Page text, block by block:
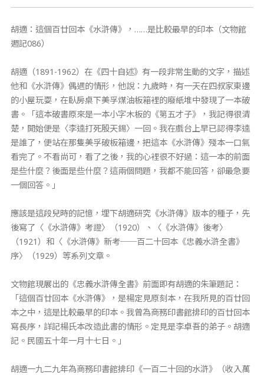
胡適：這個百廿回本《水滸傳》，……是比較最早的印本（文物館
週記086）
胡適（1891-1962）在《四十自述》有一段非常生動的文字，描述
他和《水滸傳》偶遇的情形，他說：九歲時，有一天在四叔家東邊
的小屋玩耍，在臥房桌下美孚煤油板箱裡的廢紙堆中發現了一本破
書。「這本破書原來是一本小字木板的《第五才子》，我記得很清
楚，開始便是〈李逵打死殷天錫〉一回。我在戲台上早已認得李逵
是誰了，便站在那隻美孚破板箱邊，把這本《水滸傳》殘本一口氣
看完了。不看尚可，看了之後，我的心裡很不好過：這一本的前面
是些什麼？後面是些什麼？這兩個問題，我都不能回答，卻最急要
一個回答。」
應該是這段兒時的記憶，埋下胡適研究《水滸傳》版本的種子，先
後寫了〈《水滸傳》考證〉（1920）、〈《水滸傳》後考〉
（1921）和〈《水滸傳》新考──百二十回本《忠義水滸全書》
序〉（1929）等系列文章。
文物館現展出的《忠義水滸傳全書》前面即有胡適的朱筆題記：
「這個百廿回本《水滸傳》，是楊定見原刻本，在我所見的百廿回
本之中，這是比較最早的印本。我曾為商務印書館排印的百廿回本
寫長序，詳記楊氏本改造此書的情形。定見是李卓吾的弟子。胡適
記。民國五十年一月十七日。」
胡適一九二九年為商務印書館排印《一百二十回的水滸》（收入萬